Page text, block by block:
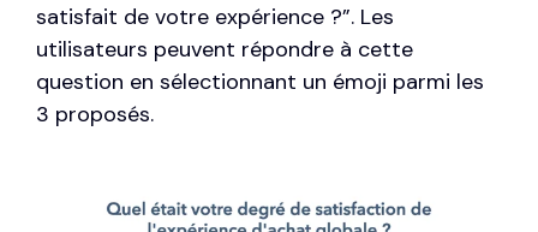
satisfait de votre expérience ?”. Les
utilisateurs peuvent répondre à cette
question en sélectionnant un émoji parmi les
3 proposés.